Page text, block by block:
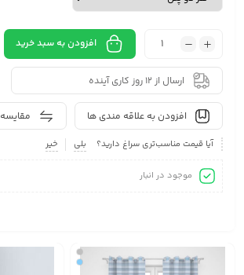
افزودن به سبد خرید
ارسال از 12 روز کاری آینده
مقایسه افزودن به علاقه مندی ها
آیا قیمت مناسب‌تری سراغ دارید؟ بلی خیر
موجود در انبار